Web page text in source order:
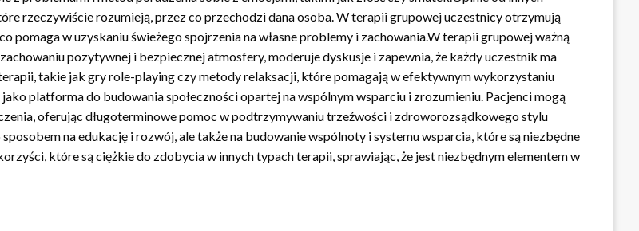
rzeczywiście rozumieją, przez co przechodzi dana osoba. W terapii grupowej uczestnicy otrzymują
pomaga w uzyskaniu świeżego spojrzenia na własne problemy i zachowania.W terapii grupowej ważną
pozytywnej i bezpiecznej atmosfery, moderuje dyskusje i zapewnia, że każdy uczestnik ma
takie jak gry role-playing czy metody relaksacji, które pomagają w efektywnym wykorzystaniu
platforma do budowania społeczności opartej na wspólnym wsparciu i zrozumieniu. Pacjenci mogą
oferując długoterminowe pomoc w podtrzymywaniu trzeźwości i zdroworozsądkowego stylu
na edukację i rozwój, ale także na budowanie wspólnoty i systemu wsparcia, które są niezbędne
które są ciężkie do zdobycia w innych typach terapii, sprawiając, że jest niezbędnym elementem w